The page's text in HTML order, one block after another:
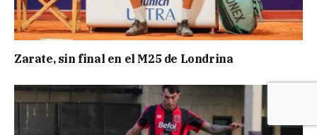
Zarate, sin final en el M25 de Londrina